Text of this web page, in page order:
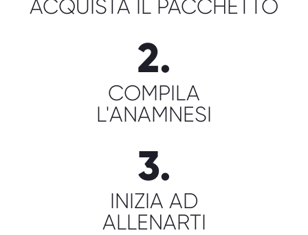
ACQUISTA IL PACCHETTO
2.
COMPILA
L'ANAMNESI
3.
INIZIA AD
ALLENARTI